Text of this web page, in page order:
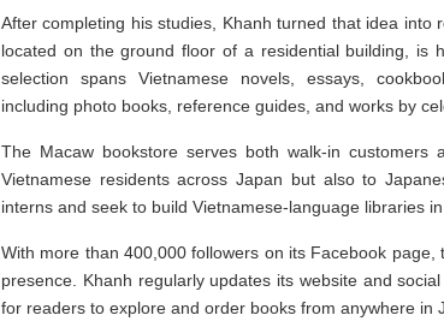
After completing his studies, Khanh turned that idea into
located on the ground floor of a residential building, is
selection spans Vietnamese novels, essays,
including photo books, reference guides, and works by
The Macaw bookstore serves both walk-in
Vietnamese residents across Japan but also to
interns and seek to build Vietnamese-language libraries
With more than 400,000 followers on its Facebook
presence. Khanh regularly updates its website and
for readers to explore and order books from anywhere in
TÔI VIẾT
ĐÃ
CAO